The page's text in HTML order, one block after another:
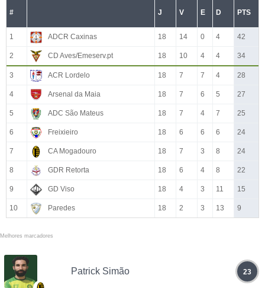
# J V E D PTS
1 ADCR Caxinas 18 14 0 4 42
2 CD Aves/Emeserv.pt 18 10 4 4 34
3 ACR Lordelo 18 7 7 4 28
4 Arsenal da Maia 18 7 6 5 27
5 ADC São Mateus 18 7 4 7 25
6 Freixieiro 18 6 6 6 24
7 CA Mogadouro 18 7 3 8 24
8 GDR Retorta 18 6 4 8 22
9 GD Viso 18 4 3 11 15
10 Paredes 18 2 3 13 9
Melhores marcadores
Patrick Simão 23